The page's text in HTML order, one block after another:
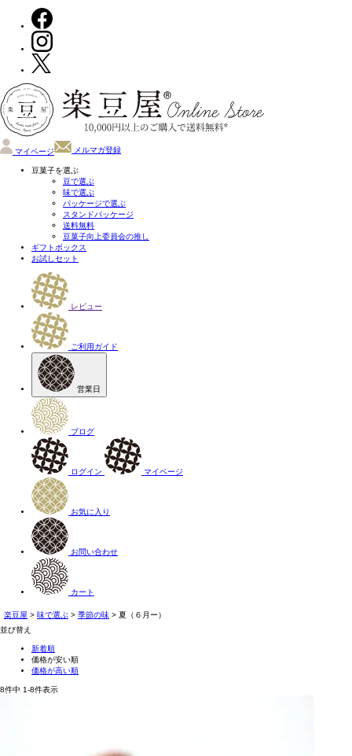
マイページ メルマガ登録
豆菓子を選ぶ
豆で選ぶ
味で選ぶ
パッケージで選ぶ
スタンドパッケージ
送料無料
豆菓子向上委員会の推し
ギフトボックス
お試しセット
レビュー
ご利用ガイド
営業日
ブログ
ログイン マイページ
お気に入り
お問い合わせ
カート
楽豆屋 味で選ぶ 季節の味
夏（６月ー）
並び替え
新着順
価格が安い順
価格が高い順
8件中 1-8件表示